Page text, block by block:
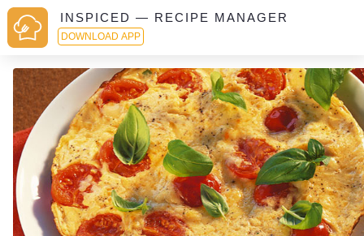
INSPICED — RECIPE MANAGER
DOWNLOAD APP